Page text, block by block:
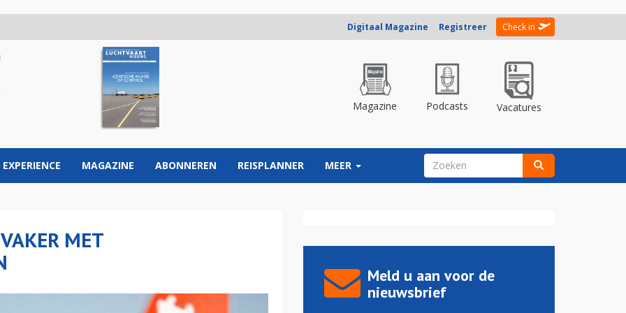
Digitaal Magazine Registreer Check in
Magazine Podcasts Vacatures
EXPERIENCE MAGAZINE ABONNEREN REISPLANNER MEER ZOEKVELD
MET
Meld u aan voor de
nieuwsbrief